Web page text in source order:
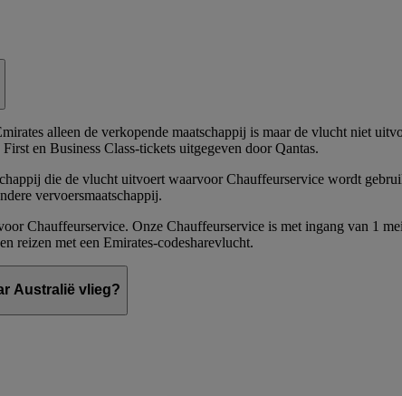
alleen de verkopende maatschappij is maar de vlucht niet
en Business Class-tickets uitgegeven door Qantas.
die de vlucht uitvoert waarvoor Chauffeurservice wordt
vervoersmaatschappij.
Chauffeurservice. Onze Chauffeurservice is met ingang van 1
reizen met een Emirates-codesharevlucht.
Australië vlieg?